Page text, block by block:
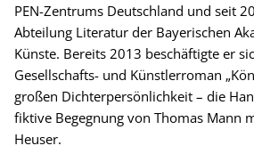
PEN-Zentrums Deutschland und seit
Abteilung Literatur der Bayerischen
Künste. Bereits 2013 beschäftigte er
Gesellschafts- und Künstlerroman
großen Dichterpersönlichkeit – die
fiktive Begegnung von Thomas Mann
Heuser.